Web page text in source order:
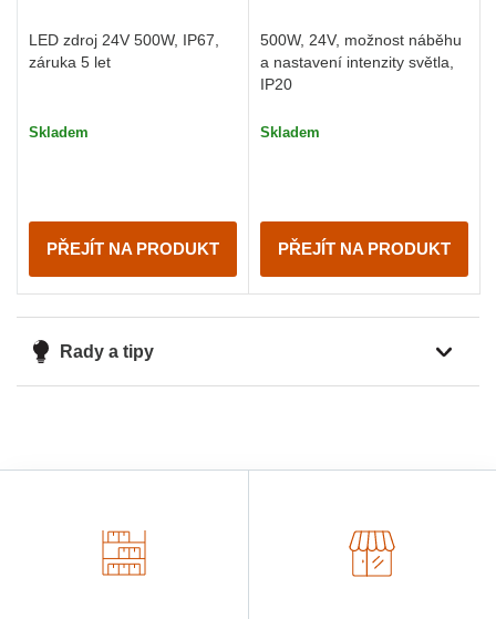
LED zdroj 24V 500W, IP67,
záruka 5 let
Skladem
PŘEJÍT NA PRODUKT
500W, 24V, možnost náběhu
a nastavení intenzity světla,
IP20
Skladem
PŘEJÍT NA PRODUKT
Rady a tipy